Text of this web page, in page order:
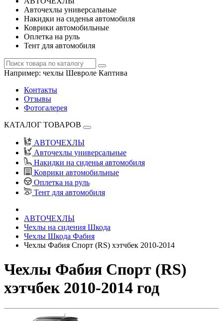
Авточехлы универсальные
Накидки на сиденья автомобиля
Коврики автомобильные
Оплетка на руль
Тент для автомобиля
Например: чехлы Шевроле Каптива
Контакты
Отзывы
Фотогалерея
КАТАЛОГ ТОВАРОВ
АВТОЧЕХЛЫ
Авточехлы универсальные
Накидки на сиденья автомобиля
Коврики автомобильные
Оплетка на руль
Тент для автомобиля
АВТОЧЕХЛЫ
Чехлы на сидения Шкода
Чехлы Шкода Фабия
Чехлы Фабия Спорт (RS) хэтчбек 2010-2014
Чехлы Фабия Спорт (RS)
хэтчбек 2010-2014 год